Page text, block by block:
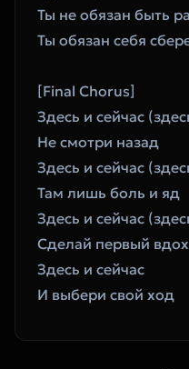
Ты не обязан быть
Ты обязан себя
[Final Chorus]
Здесь и сейчас
Не смотри назад
Здесь и сейчас
Там лишь боль и яд
Здесь и сейчас
Сделай первый вдох
Здесь и сейчас
И выбери свой ход